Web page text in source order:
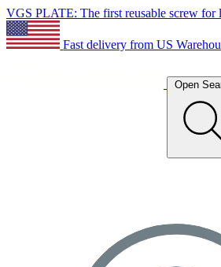
VGS PLATE: The first reusable screw for
Fast delivery from US
Open